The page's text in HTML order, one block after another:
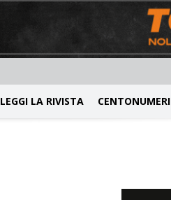
LEGGI LA RIVISTA CENTONUMERI